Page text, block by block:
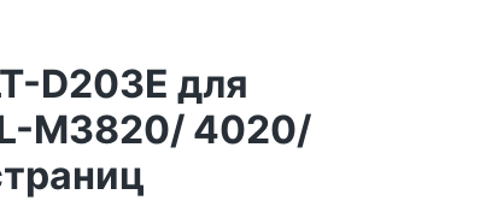
D203E для
M3820/ 4020/